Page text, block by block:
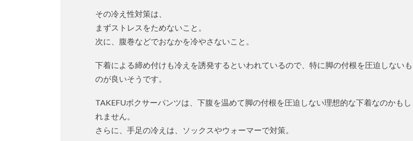
その冷え性対策は、
まずストレスをためないこと。
次に、腹巻などでおなかを冷やさないこと。
下着による締め付けも冷えを誘発するといわれているので、特に脚の付根を圧迫しないも
のが良いそうです。
TAKEFUボクサーパンツは、下腹を温めて脚の付根を圧迫しない理想的な下着なのかもし
れません。
さらに、手足の冷えは、ソックスやウォーマーで対策。